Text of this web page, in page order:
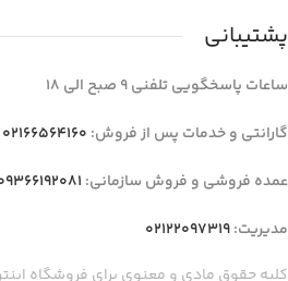
پشتیبانی
ساعات پاسخگویی تلفنی 9 صبح الی 18
گارانتی و خدمات پس از فروش: 02166564160
عمده فروشی و فروش سازمانی:
مدیریت:02122097319
کلیه حقوق مادی و معنوی برای فروشگاه